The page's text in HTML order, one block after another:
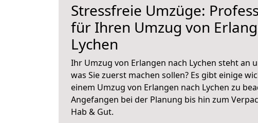
Stressfreie Umzüge:
für Ihren Umzug von
Lychen
Ihr Umzug von Erlangen nach Lychen steht an
was Sie zuerst machen sollen? Es gibt einige
einem Umzug von Erlangen nach Lychen zu
Angefangen bei der Planung bis hin zum
Hab & Gut.